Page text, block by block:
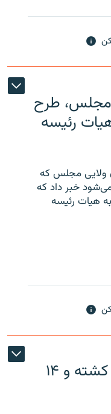
مجلس، طرح
رئیسه
ولایی مجلس که
خبر داد که
اقتصاد با ۹۰ امضا به هیات رئیسه
تیراندازی در تورنتو یک نفر کشته و ۱۴